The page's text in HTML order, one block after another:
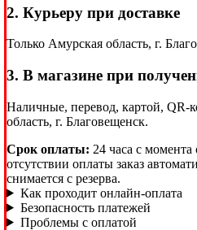
2. Курьеру при доставке
Только Амурская область, г.
3. В магазине при
Наличные, перевод, картой, QR-
область, г. Благовещенск.
Срок оплаты: 24 часа с
отсутствии оплаты заказ
снимается с резерва.
Как проходит онлайн-оплата
Безопасность платежей
Проблемы с оплатой